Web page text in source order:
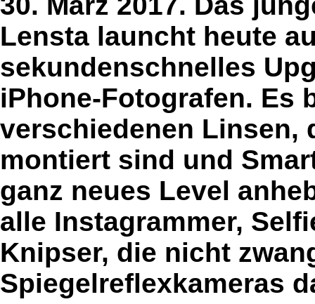
Lensta launcht heute
sekundenschnelles
iPhone-Fotografen. Es
verschiedenen Linsen,
montiert sind und
ganz neues Level
alle Instagrammer,
Knipser, die nicht
Spiegelreflexkameras